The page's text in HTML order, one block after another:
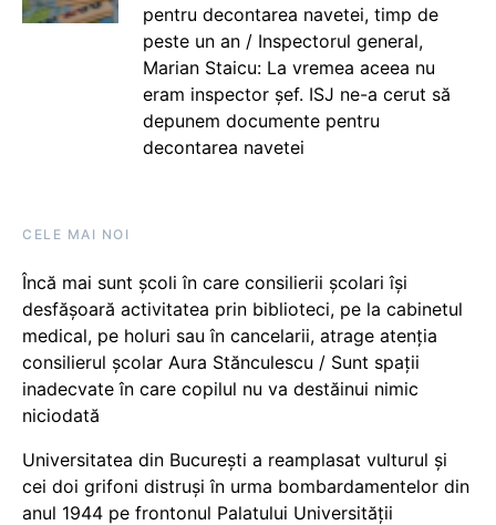
pentru decontarea navetei, timp de
peste un an / Inspectorul general,
Marian Staicu: La vremea aceea nu
eram inspector șef. ISJ ne-a cerut să
depunem documente pentru
decontarea navetei
CELE MAI NOI
Încă mai sunt școli în care consilierii școlari își
desfășoară activitatea prin biblioteci, pe la cabinetul
medical, pe holuri sau în cancelarii, atrage atenția
consilierul școlar Aura Stănculescu / Sunt spații
inadecvate în care copilul nu va destăinui nimic
niciodată
Universitatea din București a reamplasat vulturul și
cei doi grifoni distruși în urma bombardamentelor din
anul 1944 pe frontonul Palatului Universității